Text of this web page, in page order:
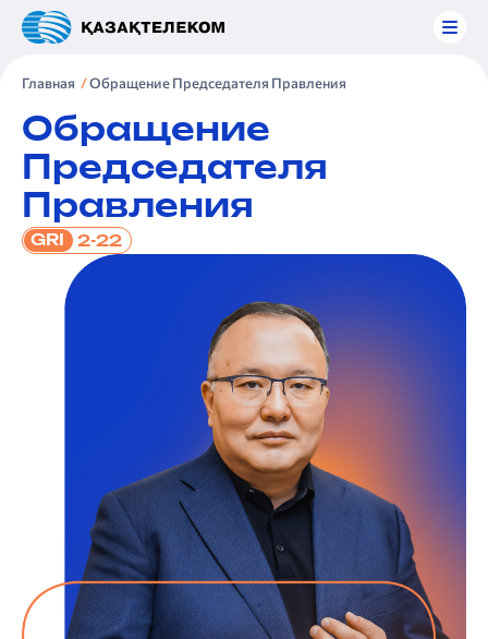
Главная Обращение Председателя Правления
Обращение
Председателя
Правления
GRI 2-22